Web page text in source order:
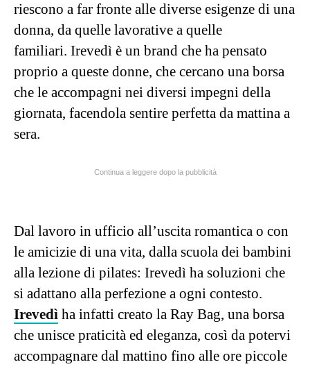
riescono a far fronte alle diverse esigenze di una
donna, da quelle lavorative a quelle
familiari. Irevedì è un brand che ha pensato
proprio a queste donne, che cercano una borsa
che le accompagni nei diversi impegni della
giornata, facendola sentire perfetta da mattina a
sera.
Continua a leggere dopo la pubblicità
Dal lavoro in ufficio all’uscita romantica o con
le amicizie di una vita, dalla scuola dei bambini
alla lezione di pilates: Irevedì ha soluzioni che
si adattano alla perfezione a ogni contesto.
Irevedì ha infatti creato la Ray Bag, una borsa
che unisce praticità ed eleganza, così da potervi
accompagnare dal mattino fino alle ore piccole